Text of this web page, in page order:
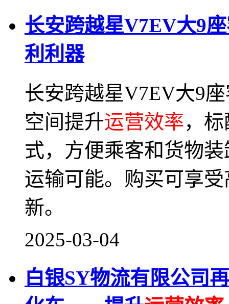
长安跨越星V7EV大9
利利器
长安跨越星V7EV大9
空间提升运营效率，
式，方便乘客和货物
运输可能。购买可享
新。
2025-03-04
白银SY物流有限公司